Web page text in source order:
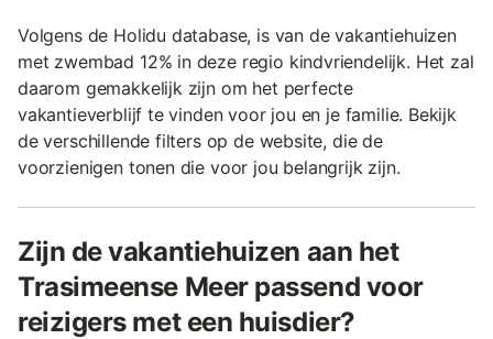
Volgens de Holidu database, is van de vakantiehuizen
met zwembad 12% in deze regio kindvriendelijk. Het zal
daarom gemakkelijk zijn om het perfecte
vakantieverblijf te vinden voor jou en je familie. Bekijk
de verschillende filters op de website, die de
voorzienigen tonen die voor jou belangrijk zijn.
Zijn de vakantiehuizen aan het
Trasimeense Meer passend voor
reizigers met een huisdier?